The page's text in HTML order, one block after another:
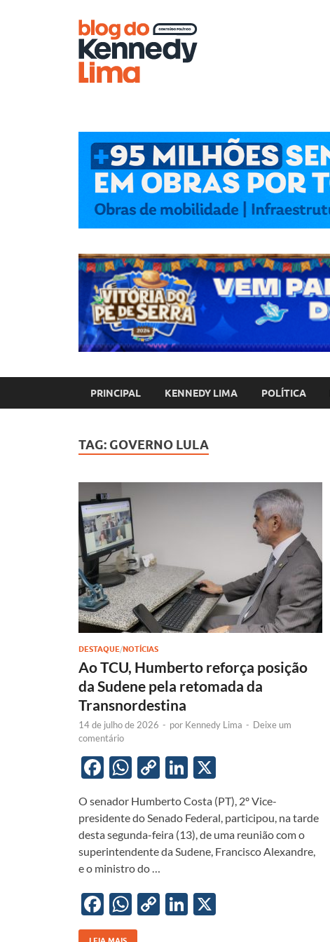
PRINCIPAL KENNEDY LIMA POLÍTICA
TAG: GOVERNO LULA
DESTAQUE/NOTÍCIAS
Ao TCU, Humberto reforça posição
da Sudene pela retomada da
Transnordestina
14 de julho de 2026 - por Kennedy Lima - Deixe um
comentário
F
e
b
o
o
k
W
at
s
A
p
p
C
p
y
Li
k
Li
k
e
dI
O senador Humberto Costa (PT), 2º Vice-
presidente do Senado Federal, participou, na tarde
desta segunda-feira (13), de uma reunião com o
superintendente da Sudene, Francisco Alexandre,
e o ministro do …
F
ac
W
h
C
Li